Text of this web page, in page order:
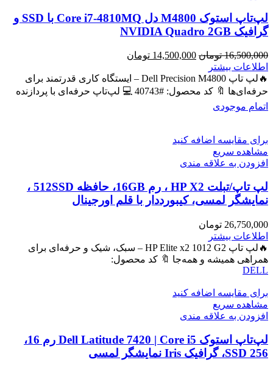
لپ‌تاپ استوک M4800 دل Core i7-4810MQ با SSD و
گرافیک NVIDIA Quadro 2GB
16,500,000 تومان قیمت
16,500,000 تومان
بود.
14,500,000 تومان
14,500,000 تومان
است.
اطلاعات بیشتر
🔥لپ تاپ Dell Precision M4800 – ایستگاه کاری قدرتمند برای
حرفه‌ای‌ها 🔖 کد محصول: #40743 💻 لپ‌تاپ حرفه‌ای با پردازنده
اتمام موجودی
برای مقایسه اضافه کنید
مشاهده سریع
افزودن به علاقه مندی
لپ تاپ/تبلت HP X2 ، رم 16GB، حافظه 512SSD ،
نمایشگر لمسی، کیبورددار با قلم اورجینال
26,750,000 تومان
اطلاعات بیشتر
🔥لپ تاپ HP Elite x2 1012 G2 – سبک، شیک و حرفه‌ای برای
همراهی همیشه و همه‌جا 🔖 کد محصول:
DELL
برای مقایسه اضافه کنید
مشاهده سریع
افزودن به علاقه مندی
لپ‌تاپ استوک Dell Latitude 7420 | Core i5 رم 16،
SSD 256، گرافیک Iris نمایشگر لمسی